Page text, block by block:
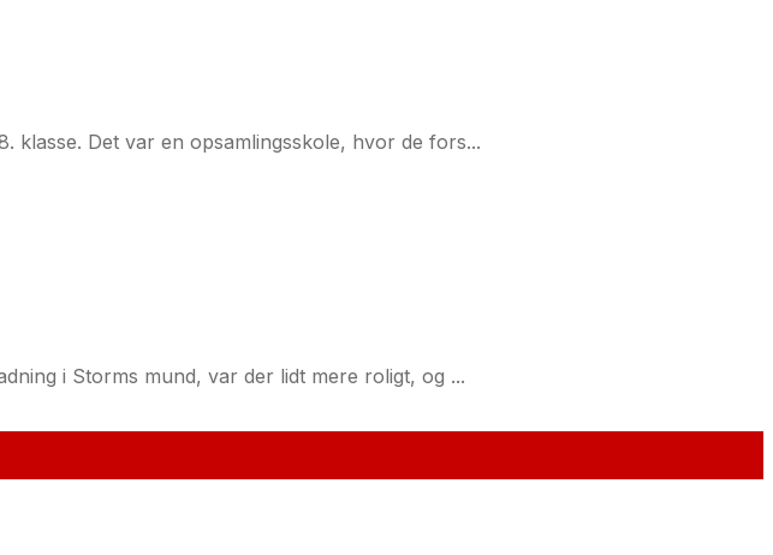
klasse. Det var en opsamlingsskole, hvor de fors...
i Storms mund, var der lidt mere roligt, og ...